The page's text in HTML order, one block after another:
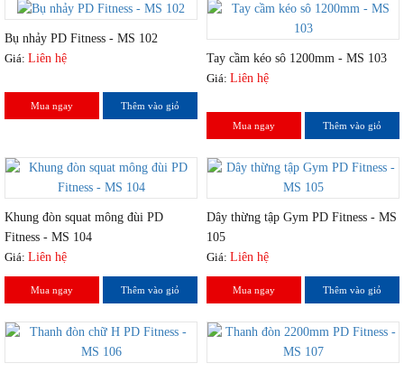
Bụ nhảy PD Fitness - MS 102
Giá: Liên hệ
Mua ngay Thêm vào giỏ
Tay cầm kéo sô 1200mm - MS 103
Giá: Liên hệ
Mua ngay Thêm vào giỏ
Khung đòn squat mông đùi PD
Fitness - MS 104
Giá: Liên hệ
Mua ngay Thêm vào giỏ
Dây thừng tập Gym PD Fitness - MS
105
Giá: Liên hệ
Mua ngay Thêm vào giỏ